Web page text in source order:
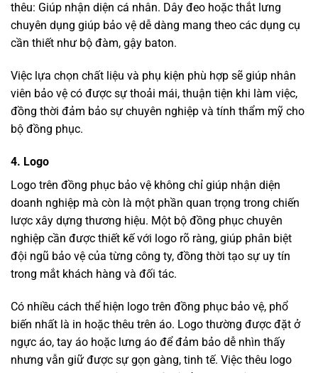
thêu: Giúp nhận diện cá nhân. Dây đeo hoặc thắt lưng
chuyên dụng giúp bảo vệ dễ dàng mang theo các dụng cụ
cần thiết như bộ đàm, gậy baton.
Việc lựa chọn chất liệu và phụ kiện phù hợp sẽ giúp nhân
viên bảo vệ có được sự thoải mái, thuận tiện khi làm việc,
đồng thời đảm bảo sự chuyên nghiệp và tính thẩm mỹ cho
bộ đồng phục.
4. Logo
Logo trên đồng phục bảo vệ không chỉ giúp nhận diện
doanh nghiệp mà còn là một phần quan trọng trong chiến
lược xây dựng thương hiệu. Một bộ đồng phục chuyên
nghiệp cần được thiết kế với logo rõ ràng, giúp phân biệt
đội ngũ bảo vệ của từng công ty, đồng thời tạo sự uy tín
trong mắt khách hàng và đối tác.
Có nhiều cách thể hiện logo trên đồng phục bảo vệ, phổ
biến nhất là in hoặc thêu trên áo. Logo thường được đặt ở
ngực áo, tay áo hoặc lưng áo để đảm bảo dễ nhìn thấy
nhưng vẫn giữ được sự gọn gàng, tinh tế. Việc thêu logo